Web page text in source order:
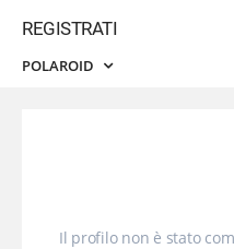
REGISTRATI
POLAROID
Il profilo non è stato